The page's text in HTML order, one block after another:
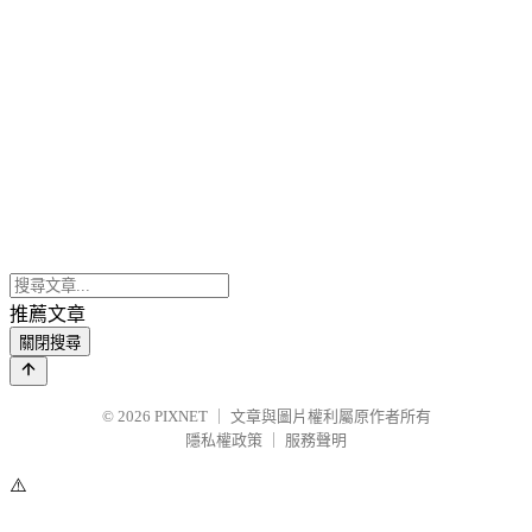
推薦文章
關閉搜尋
© 2026 PIXNET
文章與圖片權利屬原作者所有
隱私權政策
服務聲明
⚠️